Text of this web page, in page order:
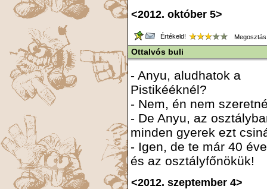
<2012. október 5>
Értékeld!
Ottalvós buli
- Anyu, aludhatok a
Pistikééknél?
- Nem, én nem
- De Anyu, az
minden gyerek ezt
- Igen, de te már 40
és az osztályfőnökük!
<2012. szeptember 4>